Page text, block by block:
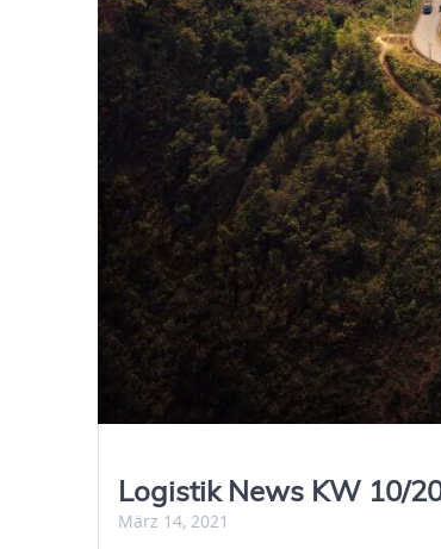
Logistik News KW 10/
März 14, 2021